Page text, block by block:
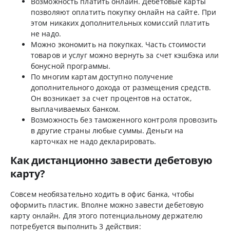
позволяют оплатить покупку онлайн на сайте. При
этом никаких дополнительных комиссий платить
не надо.
Можно экономить на покупках. Часть стоимости
товаров и услуг можно вернуть за счет кэшбэка или
бонусной программы.
По многим картам доступно получение
дополнительного дохода от размещения средств.
Он возникает за счет процентов на остаток,
выплачиваемых банком.
Возможность без таможенного контроля провозить
в другие страны любые суммы. Деньги на
карточках не надо декларировать.
Как дистанционно завести дебетовую
карту?
Совсем необязательно ходить в офис банка, чтобы
оформить пластик. Вполне можно завести дебетовую
карту онлайн. Для этого потенциальному держателю
потребуется выполнить 3 действия: